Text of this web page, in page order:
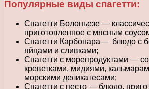
Популярные виды спагетти:
Спагетти Болоньезе —
приготовленное с мясным
Спагетти Карбонара — блюдо с
яйцами и сливками;
Спагетти с морепродуктами —
креветками, мидиями,
морскими деликатесами;
Спагетти с песто — блюдо,